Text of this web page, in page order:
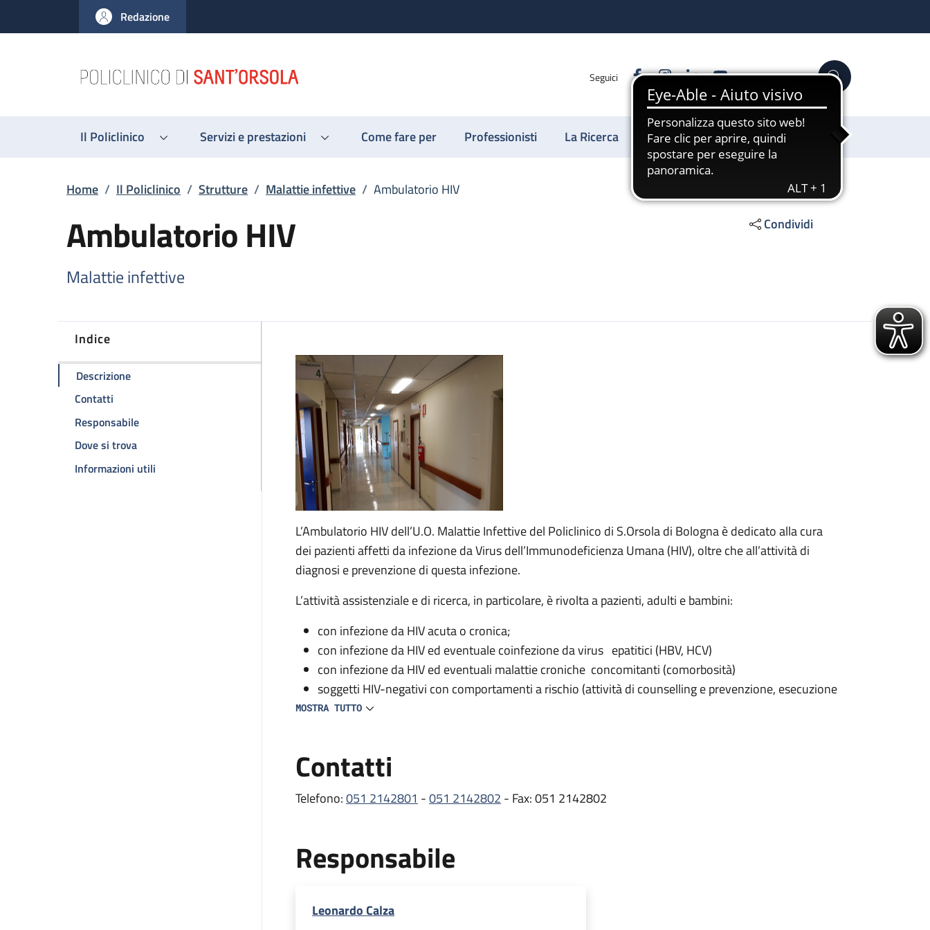
al contenuto principale
to footer content
Redazione
Seguici FacebookInstagram
LinkedinYouTube Cerca
Il Policlinico Servizi e prestazioni Come fare per Professionisti La Ricerca Sostienici
Briciole di pane
Home / Il Policlinico / Strutture / Malattie infettive / Ambulatorio HIV
Ambulatorio HIV
Malattie infettive
Condividi
Indice
Descrizionedella pagina Ambulatorio HIV
Contatti
Responsabiledella pagina Ambulatorio HIV
Dove si trovadella pagina Ambulatorio HIV
Informazioni utili
Descrizione
L’Ambulatorio HIV dell’U.O. Malattie Infettive del Policlinico di S.Orsola di Bologna è dedicato alla cura
dei pazienti affetti da infezione da Virus dell’Immunodeficienza Umana (HIV), oltre che all’attività di
diagnosi e prevenzione di questa infezione.
L’attività assistenziale e di ricerca, in particolare, è rivolta a pazienti, adulti e bambini:
con infezione da HIV acuta o cronica;
con infezione da HIV ed eventuale coinfezione da virus epatitici (HBV, HCV)
con infezione da HIV ed eventuali malattie croniche concomitanti (comorbosità)
soggetti HIV-negativi con comportamenti a rischio (attività di counselling e prevenzione, esecuzione
del test HIV).
antiretrovirali) e partecipa a vari studi clinici nazionali e internazionali relativi all’infezione da HIV,
alle comorbosità e all’efficacia/tollerabilità dei farmaci antiretrovirali.
L’ambulatorio si occupa dei pazienti con infezione da HIV, svolgendo un’attività assistenziale che
monitoraggio dell’infezione, oltre alla prescrizione e distribuzione della terapia antiretrovirale e degli altri
farmaci per il trattamento delle comorbosità (erogati dalla Farmacia Ospedaliera con un punto di
MOSTRA TUTTO
Contatti
Telefono:051 2142801 -051 2142802 - Fax: 051 2142802
Responsabile
Leonardo Calza